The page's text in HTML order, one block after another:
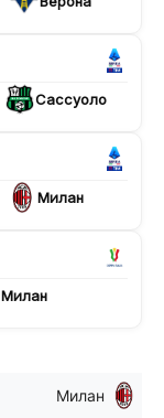
Сассуоло
Милан
Милан
Милан